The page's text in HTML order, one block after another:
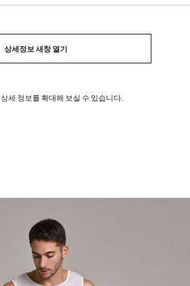
상세정보 새창 열기
상세 정보를 확대해 보실 수 있습니다.